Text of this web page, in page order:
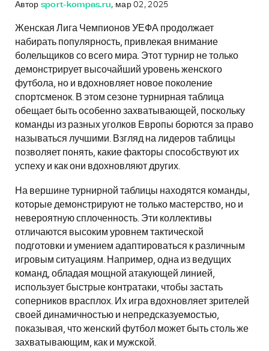
Автор sport-kompas.ru, мар 02, 2025
Женская Лига Чемпионов УЕФА продолжает
набирать популярность, привлекая внимание
болельщиков со всего мира. Этот турнир не только
демонстрирует высочайший уровень женского
футбола, но и вдохновляет новое поколение
спортсменок. В этом сезоне турнирная таблица
обещает быть особенно захватывающей, поскольку
команды из разных уголков Европы борются за право
называться лучшими. Взгляд на лидеров таблицы
позволяет понять, какие факторы способствуют их
успеху и как они вдохновляют других.
На вершине турнирной таблицы находятся команды,
которые демонстрируют не только мастерство, но и
невероятную сплоченность. Эти коллективы
отличаются высоким уровнем тактической
подготовки и умением адаптироваться к различным
игровым ситуациям. Например, одна из ведущих
команд, обладая мощной атакующей линией,
использует быстрые контратаки, чтобы застать
соперников врасплох. Их игра вдохновляет зрителей
своей динамичностью и непредсказуемостью,
показывая, что женский футбол может быть столь же
захватывающим, как и мужской.